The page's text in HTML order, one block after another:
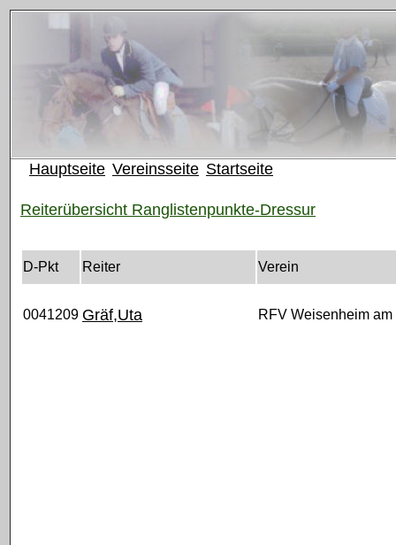
Hauptseite Vereinsseite Startseite
Reiterübersicht Ranglistenpunkte-Dressur
D-Pkt Reiter Verein
0041209 Gräf,Uta RFV Weisenheim am